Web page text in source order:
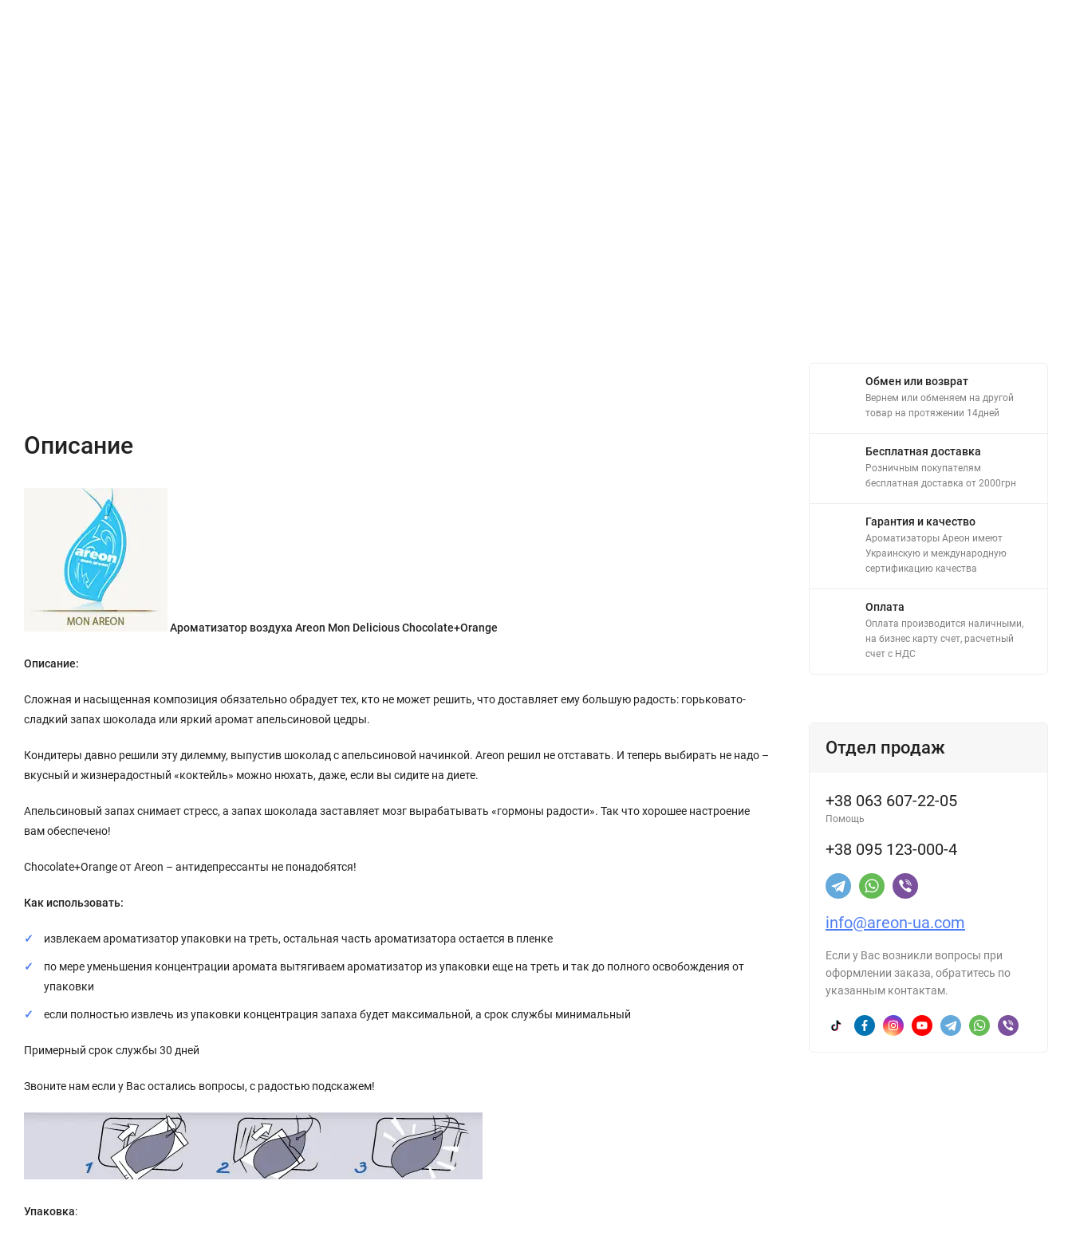
Описание
Ароматизатор воздуха Areon Mon Delicious Chocolate+Orange
Описание:
Сложная и насыщенная композиция обязательно обрадует тех, кто не может решить, что доставляет ему большую радость: горьковато-
сладкий запах шоколада или яркий аромат апельсиновой цедры.
Кондитеры давно решили эту дилемму, выпустив шоколад с апельсиновой начинкой. Areon решил не отставать. И теперь выбирать не надо –
вкусный и жизнерадостный «коктейль» можно нюхать, даже, если вы сидите на диете.
Апельсиновый запах снимает стресс, а запах шоколада заставляет мозг вырабатывать «гормоны радости». Так что хорошее настроение
вам обеспечено!
Chocolate+Orange от Areon – антидепрессанты не понадобятся!
Как использовать:
извлекаем ароматизатор упаковки на треть, остальная часть ароматизатора остается в пленке
по мере уменьшения концентрации аромата вытягиваем ароматизатор из упаковки еще на треть и так до полного освобождения от
упаковки
если полностью извлечь из упаковки концентрация запаха будет максимальной, а срок службы минимальный
Примерный срок службы 30 дней
Звоните нам если у Вас остались вопросы, с радостью подскажем!
Упаковка:
Обмен или возврат
Вернем или обменяем на другой
товар на протяжении 14дней
Бесплатная доставка
Розничным покупателям
бесплатная доставка от 2000грн
Гарантия и качество
Ароматизаторы Ареон имеют
Украинскую и международную
сертификацию качества
Оплата
Оплата производится наличными,
на бизнес карту счет, расчетный
счет с НДС
Отдел продаж
+38 063 607-22-05
Помощь
+38 095 123-000-4
info@areon-ua.com
Если у Вас возникли вопросы при
оформлении заказа, обратитесь по
указанным контактам.